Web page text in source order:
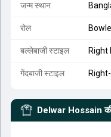
जन्म स्थान
रोल
बल्लेबाजी स्टाइल Right
गेंदबाजी स्टाइल
Delwar Hossain